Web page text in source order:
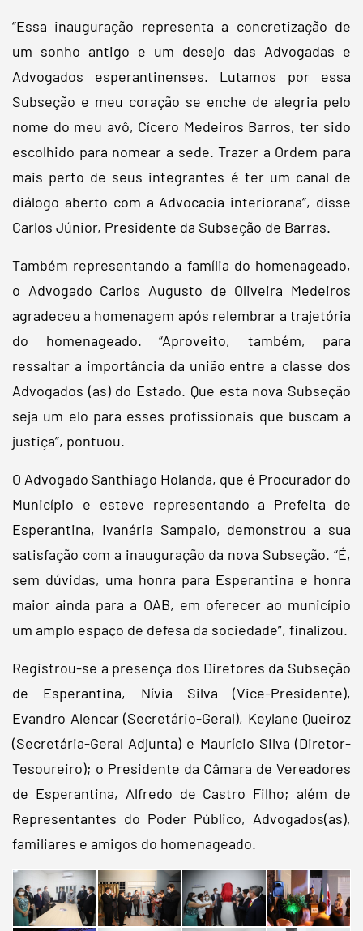
“Essa inauguração representa a concretização de
um sonho antigo e um desejo das Advogadas e
Advogados esperantinenses. Lutamos por essa
Subseção e meu coração se enche de alegria pelo
nome do meu avô, Cícero Medeiros Barros, ter sido
escolhido para nomear a sede. Trazer a Ordem para
mais perto de seus integrantes é ter um canal de
diálogo aberto com a Advocacia interiorana”, disse
Carlos Júnior, Presidente da Subseção de Barras.
Também representando a família do homenageado,
o Advogado Carlos Augusto de Oliveira Medeiros
agradeceu a homenagem após relembrar a trajetória
do homenageado. “Aproveito, também, para
ressaltar a importância da união entre a classe dos
Advogados (as) do Estado. Que esta nova Subseção
seja um elo para esses profissionais que buscam a
justiça”, pontuou.
O Advogado Santhiago Holanda, que é Procurador do
Município e esteve representando a Prefeita de
Esperantina, Ivanária Sampaio, demonstrou a sua
satisfação com a inauguração da nova Subseção. “É,
sem dúvidas, uma honra para Esperantina e honra
maior ainda para a OAB, em oferecer ao município
um amplo espaço de defesa da sociedade”, finalizou.
Registrou-se a presença dos Diretores da Subseção
de Esperantina, Nívia Silva (Vice-Presidente),
Evandro Alencar (Secretário-Geral), Keylane Queiroz
(Secretária-Geral Adjunta) e Maurício Silva (Diretor-
Tesoureiro); o Presidente da Câmara de Vereadores
de Esperantina, Alfredo de Castro Filho; além de
Representantes do Poder Público, Advogados(as),
familiares e amigos do homenageado.